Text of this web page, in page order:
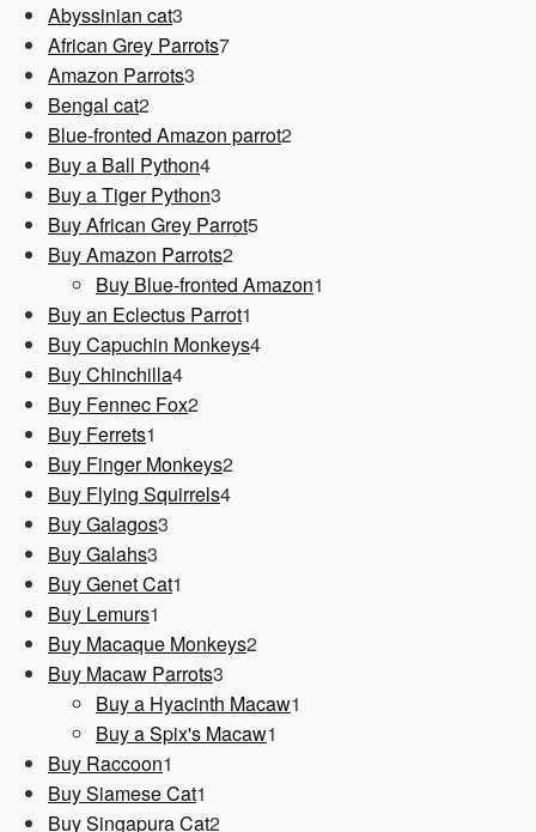
Abyssinian cat3
Produkte
African Grey Parrots77
Amazon Parrots3
Bengal cat22
Produkte
Blue-fronted Amazon parrot22
Buy a Ball Python44
Produkte
Buy a Tiger Python3
Produkte
Buy African Grey Parrot55
Buy Amazon Parrots22
Produkte
Buy Blue-fronted Amazon1
Buy an Eclectus Parrot1
Produkt
Buy Capuchin Monkeys44
Buy Chinchilla44
Produkte
Buy Fennec Fox22
Buy Ferrets1
Produkt
Buy Finger Monkeys22
Buy Flying Squirrels44
Buy Galagos3
Buy Galahs3
Produkte
Buy Genet Cat1
Buy Lemurs1
Produkt
Buy Macaque Monkeys22
Buy Macaw Parrots3
Produkte
Buy a Hyacinth Macaw1
Buy a Spix's Macaw1
Buy Raccoon1
Produkt
Buy Siamese Cat1
Produkt
Buy Singapura Cat22